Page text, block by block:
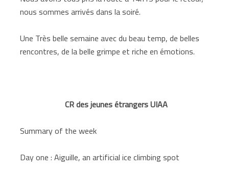
nous sommes arrivés dans la soiré.
Une Très belle semaine avec du beau temp, de belles
rencontres, de la belle grimpe et riche en émotions.
CR des jeunes étrangers UIAA
Summary of the week
Day one : Aiguille, an artificial ice climbing spot